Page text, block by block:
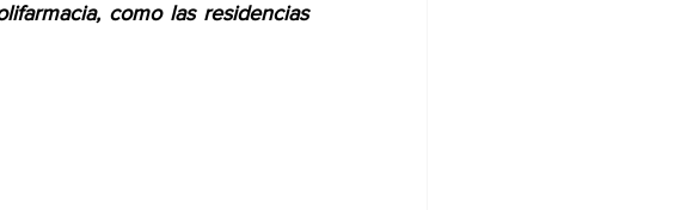
especial Salud Mental especial
como las residencias